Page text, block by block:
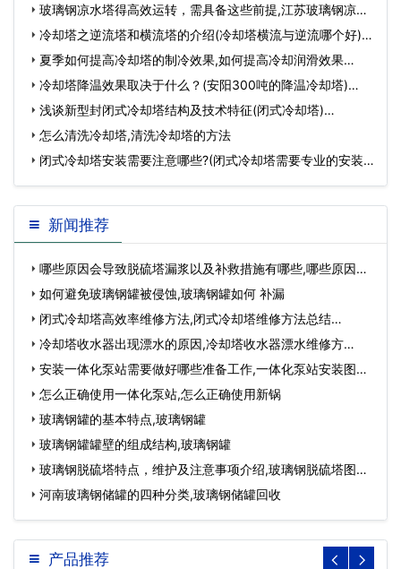
玻璃钢凉水塔得高效运转，需具备这些前提,江苏玻璃钢凉水
塔…冷却塔之逆流塔和横流塔的介绍(冷却塔横流与逆流哪个好)…
夏季如何提高冷却塔的制冷效果,如何提高冷却润滑效果…
冷却塔降温效果取决于什么？(安阳300吨的降温冷却塔)…
浅谈新型封闭式冷却塔结构及技术特征(闭式冷却塔)…
怎么清洗冷却塔,清洗冷却塔的方法
闭式冷却塔安装需要注意哪些?(闭式冷却塔需要专业的安装
人员吗)…
新闻推荐
哪些原因会导致脱硫塔漏浆以及补救措施有哪些,哪些原因会
导致流产…
如何避免玻璃钢罐被侵蚀,玻璃钢罐如何 补漏
闭式冷却塔高效率维修方法,闭式冷却塔维修方法总结…
冷却塔收水器出现漂水的原因,冷却塔收水器漂水维修方
法？…
安装一体化泵站需要做好哪些准备工作,一体化泵站安装图
片…怎么正确使用一体化泵站,怎么正确使用新锅
玻璃钢罐的基本特点,玻璃钢罐
玻璃钢罐罐壁的组成结构,玻璃钢罐
玻璃钢脱硫塔特点，维护及注意事项介绍,玻璃钢脱硫塔图
片…河南玻璃钢储罐的四种分类,玻璃钢储罐回收
产品推荐